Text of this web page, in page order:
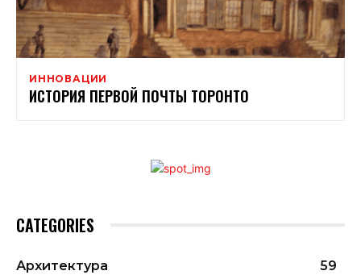
ИННОВАЦИИ
ИСТОРИЯ ПЕРВОЙ ПОЧТЫ ТОРОНТО
CATEGORIES
Архитектура
59